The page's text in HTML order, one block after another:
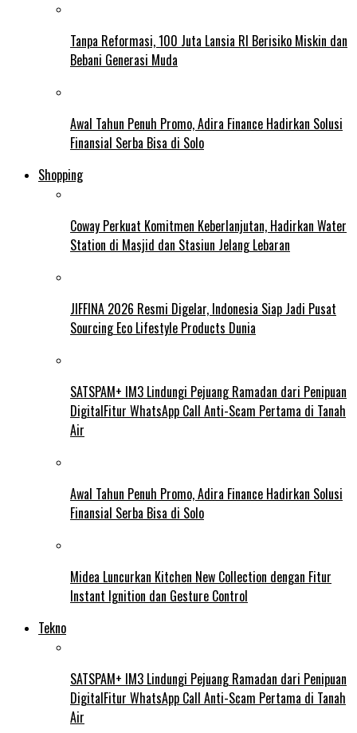
Tanpa Reformasi, 100 Juta Lansia RI Berisiko Miskin dan
Bebani Generasi Muda
Awal Tahun Penuh Promo, Adira Finance Hadirkan Solusi
Finansial Serba Bisa di Solo
Shopping
Coway Perkuat Komitmen Keberlanjutan, Hadirkan Water
Station di Masjid dan Stasiun Jelang Lebaran
JIFFINA 2026 Resmi Digelar, Indonesia Siap Jadi Pusat
Sourcing Eco Lifestyle Products Dunia
SATSPAM+ IM3 Lindungi Pejuang Ramadan dari Penipuan
DigitalFitur WhatsApp Call Anti-Scam Pertama di Tanah
Air
Awal Tahun Penuh Promo, Adira Finance Hadirkan Solusi
Finansial Serba Bisa di Solo
Midea Luncurkan Kitchen New Collection dengan Fitur
Instant Ignition dan Gesture Control
Tekno
SATSPAM+ IM3 Lindungi Pejuang Ramadan dari Penipuan
DigitalFitur WhatsApp Call Anti-Scam Pertama di Tanah
Air